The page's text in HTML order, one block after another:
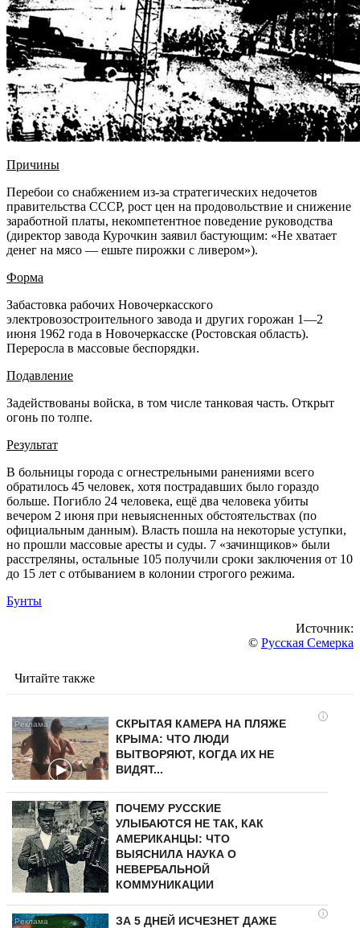
Причины
Перебои со снабжением из-за стратегических недочетов
правительства СССР, рост цен на продовольствие и снижение
заработной платы, некомпетентное поведение руководства
(директор завода Курочкин заявил бастующим: «Не хватает
денег на мясо — ешьте пирожки с ливером»).
Форма
Забастовка рабочих Новочеркасского
электровозостроительного завода и других горожан 1—2
июня 1962 года в Новочеркасске (Ростовская область).
Переросла в массовые беспорядки.
Подавление
Задействованы войска, в том числе танковая часть. Открыт
огонь по толпе.
Результат
В больницы города с огнестрельными ранениями всего
обратилось 45 человек, хотя пострадавших было гораздо
больше. Погибло 24 человека, ещё два человека убиты
вечером 2 июня при невыясненных обстоятельствах (по
официальным данным). Власть пошла на некоторые уступки,
но прошли массовые аресты и суды. 7 «зачинщиков» были
расстреляны, остальные 105 получили сроки заключения от 10
до 15 лет с отбыванием в колонии строгого режима.
Бунты
Источник:
© Русская Семерка
Читайте также
i
СКРЫТАЯ КАМЕРА НА ПЛЯЖЕ
КРЫМА: ЧТО ЛЮДИ
ВЫТВОРЯЮТ, КОГДА ИХ НЕ
ВИДЯТ...
ПОЧЕМУ РУССКИЕ
УЛЫБАЮТСЯ НЕ ТАК, КАК
АМЕРИКАНЦЫ: ЧТО
ВЫЯСНИЛА НАУКА О
НЕВЕРБАЛЬНОЙ
КОММУНИКАЦИИ
i
ЗА 5 ДНЕЙ ИСЧЕЗНЕТ ДАЖЕ